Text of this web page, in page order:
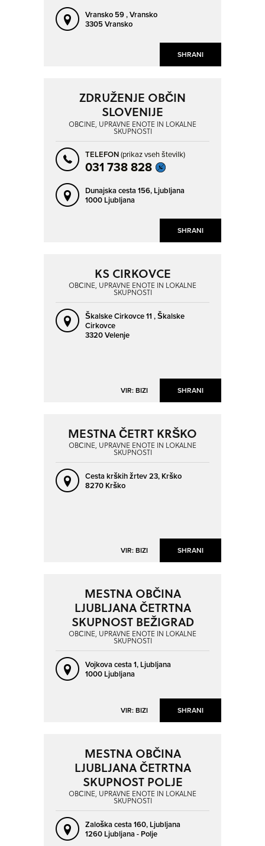
SHRANI
Vransko 59 ,Vransko
3305 Vransko
SHRANI
ZDRUŽENJE OBČIN
SLOVENIJE
OBČINE, UPRAVNE ENOTE IN LOKALNE
SKUPNOSTI
TELEFON(prikaz vseh številk)
031 738 828
Dunajska cesta 156, Ljubljana
1000 Ljubljana
SHRANI
VIR: BIZI
KS CIRKOVCE
OBČINE, UPRAVNE ENOTE IN LOKALNE
SKUPNOSTI
Škalske Cirkovce 11 ,Škalske
Cirkovce
3320 Velenje
SHRANI
VIR: BIZI
MESTNA ČETRT KRŠKO
OBČINE, UPRAVNE ENOTE IN LOKALNE
SKUPNOSTI
Cesta krških žrtev 23, Krško
8270 Krško
SHRANI
VIR: BIZI
MESTNA OBČINA
LJUBLJANA ČETRTNA
SKUPNOST BEŽIGRAD
OBČINE, UPRAVNE ENOTE IN LOKALNE
SKUPNOSTI
Vojkova cesta 1, Ljubljana
1000 Ljubljana
MESTNA OBČINA
LJUBLJANA ČETRTNA
SKUPNOST POLJE
OBČINE, UPRAVNE ENOTE IN LOKALNE
SKUPNOSTI
Zaloška cesta 160, Ljubljana
1260 Ljubljana - Polje